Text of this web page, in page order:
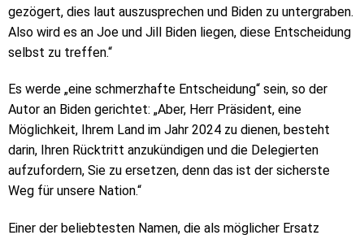
gezögert, dies laut auszusprechen und Biden zu untergraben.
Also wird es an Joe und Jill Biden liegen, diese Entscheidung
selbst zu treffen.“
Es werde „eine schmerzhafte Entscheidung“ sein, so der
Autor an Biden gerichtet: „Aber, Herr Präsident, eine
Möglichkeit, Ihrem Land im Jahr 2024 zu dienen, besteht
darin, Ihren Rücktritt anzukündigen und die Delegierten
aufzufordern, Sie zu ersetzen, denn das ist der sicherste
Weg für unsere Nation.“
Einer der beliebtesten Namen, die als möglicher Ersatz